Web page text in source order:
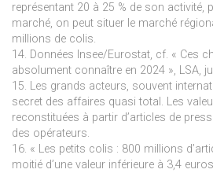
représentant 20 à 25 % de son activité,
marché, on peut situer le marché
millions de colis.
14. Données Insee/Eurostat, cf. « Ces
absolument connaître en 2024 », LSA,
15. Les grands acteurs, souvent
secret des affaires quasi total. Les
reconstituées à partir d’articles de
des opérateurs.
16. « Les petits colis : 800 millions
moitié d’une valeur inférieure à 3,4